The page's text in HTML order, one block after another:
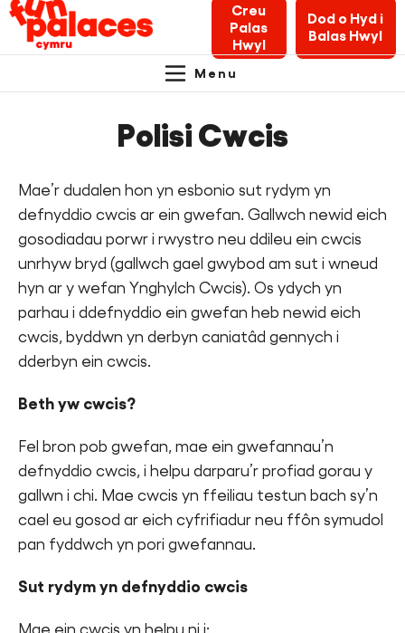
Creu
Palas
Hwyl
Dod o Hyd i
Balas Hwyl
Navigation.
1000 o Balasau Hwyl Bychain
Newyddion a Blogiau
Pecyn Cymorth Crewyr
Cysylltu â ni
Rhoddi
Dod o Hyd i Balas Hwyl
Menu
Polisi Cwcis
Mae’r dudalen hon yn esbonio sut rydym yn
defnyddio cwcis ar ein gwefan. Gallwch newid eich
gosodiadau porwr i rwystro neu ddileu ein cwcis
unrhyw bryd (gallwch gael gwybod am sut i wneud
hyn ar y wefan Ynghylch Cwcis). Os ydych yn
parhau i ddefnyddio ein gwefan heb newid eich
cwcis, byddwn yn derbyn caniatâd gennych i
dderbyn ein cwcis.
Beth yw cwcis?
Fel bron pob gwefan, mae ein gwefannau’n
defnyddio cwcis, i helpu darparu’r profiad gorau y
gallwn i chi. Mae cwcis yn ffeiliau testun bach sy’n
cael eu gosod ar eich cyfrifiadur neu ffôn symudol
pan fyddwch yn pori gwefannau.
Sut rydym yn defnyddio cwcis
Mae ein cwcis yn helpu ni i: